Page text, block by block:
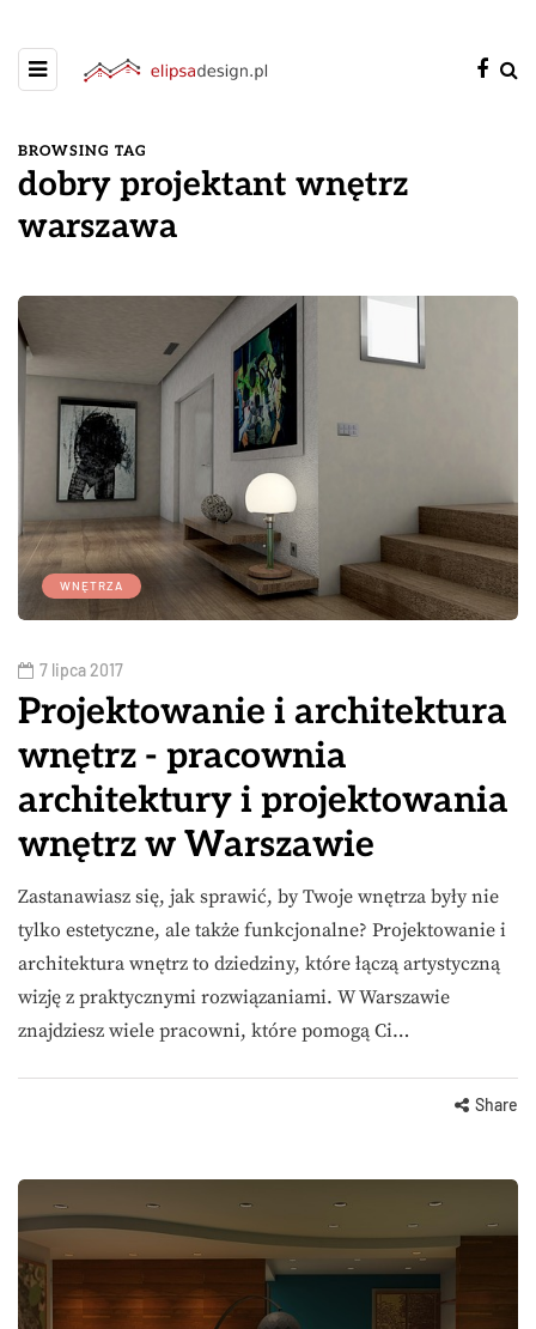
BROWSING TAG
dobry projektant wnętrz
warszawa
WNĘTRZA
7 lipca 2017
Projektowanie i architektura
wnętrz - pracownia
architektury i projektowania
wnętrz w Warszawie
Zastanawiasz się, jak sprawić, by Twoje wnętrza były nie
tylko estetyczne, ale także funkcjonalne? Projektowanie i
architektura wnętrz to dziedziny, które łączą artystyczną
wizję z praktycznymi rozwiązaniami. W Warszawie
znajdziesz wiele pracowni, które pomogą Ci…
Share